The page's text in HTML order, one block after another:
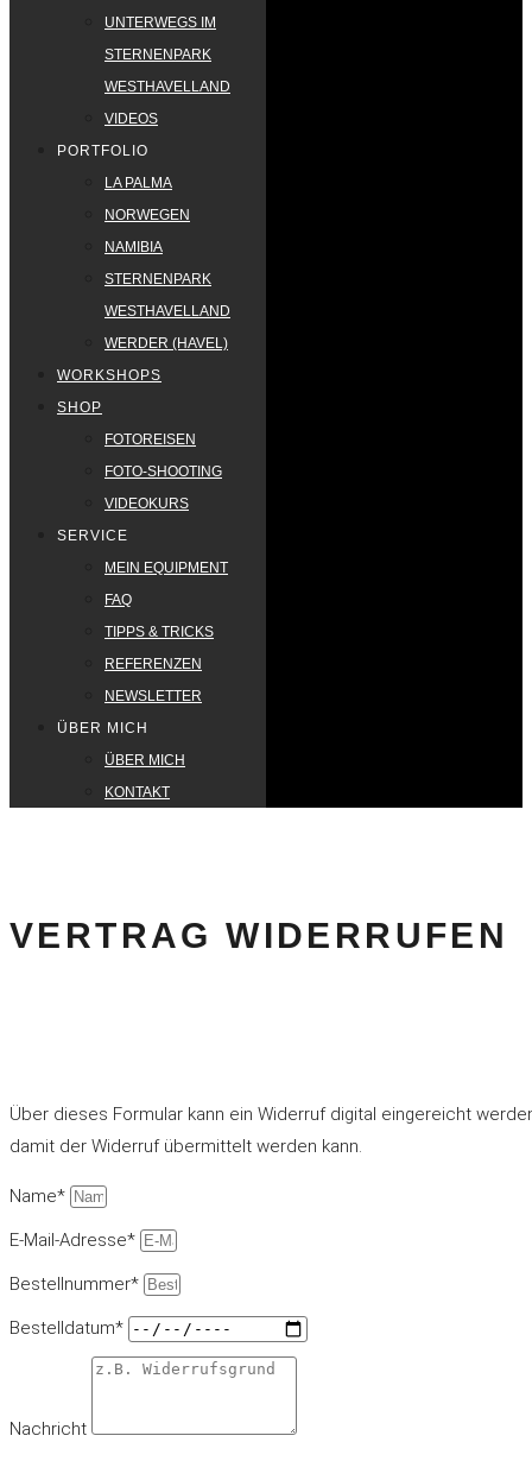
UNTERWEGS IM
STERNENPARK
WESTHAVELLAND
VIDEOS
PORTFOLIO
LA PALMA
NORWEGEN
NAMIBIA
STERNENPARK
WESTHAVELLAND
WERDER (HAVEL)
WORKSHOPS
SHOP
FOTOREISEN
FOTO-SHOOTING
VIDEOKURS
SERVICE
MEIN EQUIPMENT
FAQ
TIPPS & TRICKS
REFERENZEN
NEWSLETTER
ÜBER MICH
ÜBER MICH
KONTAKT
VERTRAG WIDERRUFEN
Über dieses Formular kann ein Widerruf digital eingereicht
damit der Widerruf übermittelt werden kann.
Name*
E-Mail-Adresse*
Bestellnummer*
Bestelldatum*
Nachricht